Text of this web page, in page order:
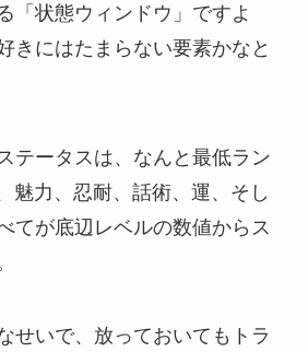
「状態ウィンドウ」ですよ
きにはたまらない要素かなと
テータスは、なんと最低ラン
魅力、忍耐、話術、運、そし
てが底辺レベルの数値からス
せいで、放っておいてもトラ